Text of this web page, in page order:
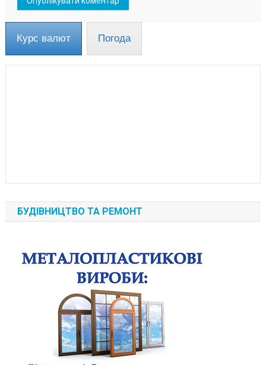
Курс валют Погода
БУДІВНИЦТВО ТА РЕМОНТ